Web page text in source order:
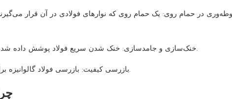
در حمام روی: یک حمام روی که نوارهای فولادی در آن قرار